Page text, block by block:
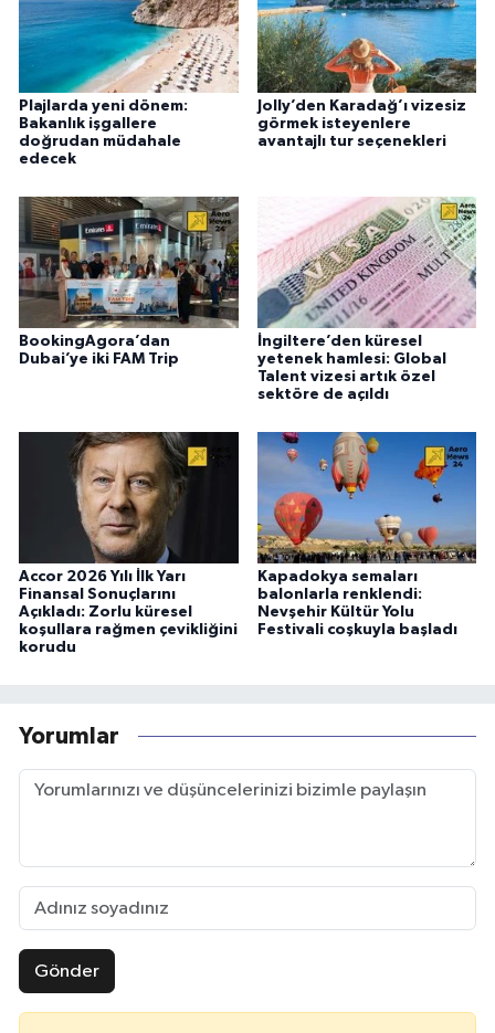
Plajlarda yeni dönem:
Bakanlık işgallere
doğrudan müdahale
edecek
Jolly’den Karadağ’ı vizesiz
görmek isteyenlere
avantajlı tur seçenekleri
BookingAgora’dan
Dubai’ye iki FAM Trip
İngiltere’den küresel
yetenek hamlesi: Global
Talent vizesi artık özel
sektöre de açıldı
Accor 2026 Yılı İlk Yarı
Finansal Sonuçlarını
Açıkladı: Zorlu küresel
koşullara rağmen çevikliğini
korudu
Kapadokya semaları
balonlarla renklendi:
Nevşehir Kültür Yolu
Festivali coşkuyla başladı
Yorumlar
Gönder